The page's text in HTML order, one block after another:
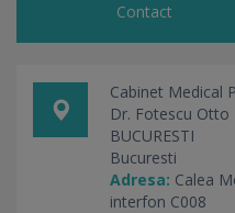
Contact
Cabinet Medical
Dr. Fotescu Otto
BUCURESTI
Bucuresti
Adresa: Calea
interfon C008